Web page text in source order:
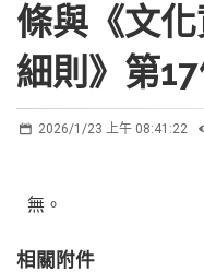
條與《文
細則》第
2026/1/23 上午 08:41:22
無。
相關附件